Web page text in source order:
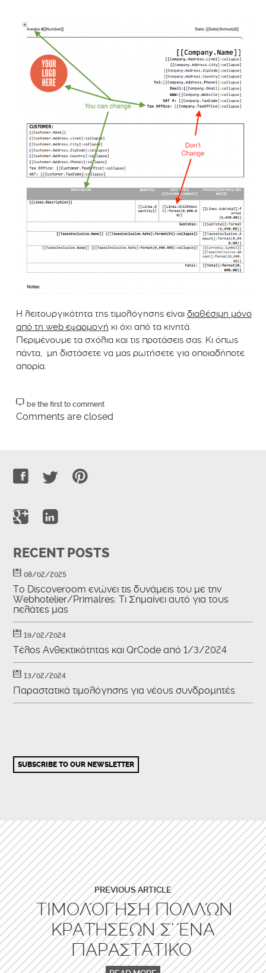
Η λειτουργικότητα της τιμολόγησης είναι διαθέσιμη μόνο
από τη web εφαρμογή κι όχι από τα κινητά.
Περιμένουμε τα σχόλια και τις προτάσεις σας. Κι όπως
πάντα, μη διστάσετε να μας ρωτήσετε για οποιαδήποτε
απορία.
be the first to comment
Comments are closed
RECENT POSTS
08/02/2025
To Discoveroom ενώνει τις δυνάμεις του με την
Webhotelier/Primalres: Τι Σημαίνει αυτό για τους
πελάτες μας
19/02/2024
Τέλος Ανθεκτικότητας και QrCode από 1/3/2024
13/02/2024
Παραστατικά τιμολόγησης για νέους συνδρομητές
SUBSCRIBE TO OUR NEWSLETTER
PREVIOUS ARTICLE
ΤΙΜΟΛΌΓΗΣΗ ΠΟΛΛΏΝ
ΚΡΑΤΉΣΕΩΝ Σ’ ΈΝΑ
ΠΑΡΑΣΤΑΤΙΚΌ